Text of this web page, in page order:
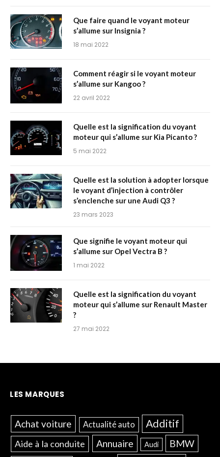
Que faire quand le voyant moteur
s’allume sur Insignia ?
18 mai 2022
Comment réagir si le voyant moteur
s’allume sur Kangoo ?
22 avril 2022
Quelle est la signification du voyant
moteur qui s’allume sur Kia Picanto ?
5 mai 2022
Quelle est la solution à adopter lorsque
le voyant d’injection à contrôler
s’enclenche sur une Audi Q3 ?
23 mars 2023
Que signifie le voyant moteur qui
s’allume sur Opel Vectra B ?
1 mai 2022
Quelle est la signification du voyant
moteur qui s’allume sur Renault Master
?
27 mai 2022
LES MARQUES
Achat voiture Actualité auto Additif
Aide à la conduite Annuaire Audi BMW